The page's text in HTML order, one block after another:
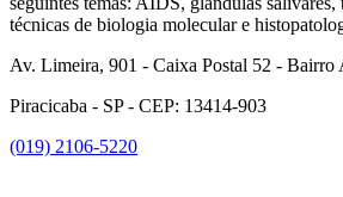
técnicas de biologia molecular e
Av. Limeira, 901 - Caixa Postal 52 - Bairro
Piracicaba - SP - CEP: 13414-903
(019) 2106-5220